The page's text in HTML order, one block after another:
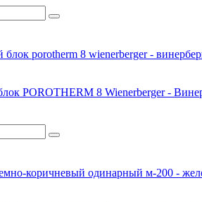
POROTHERM 8 Wienerberger -